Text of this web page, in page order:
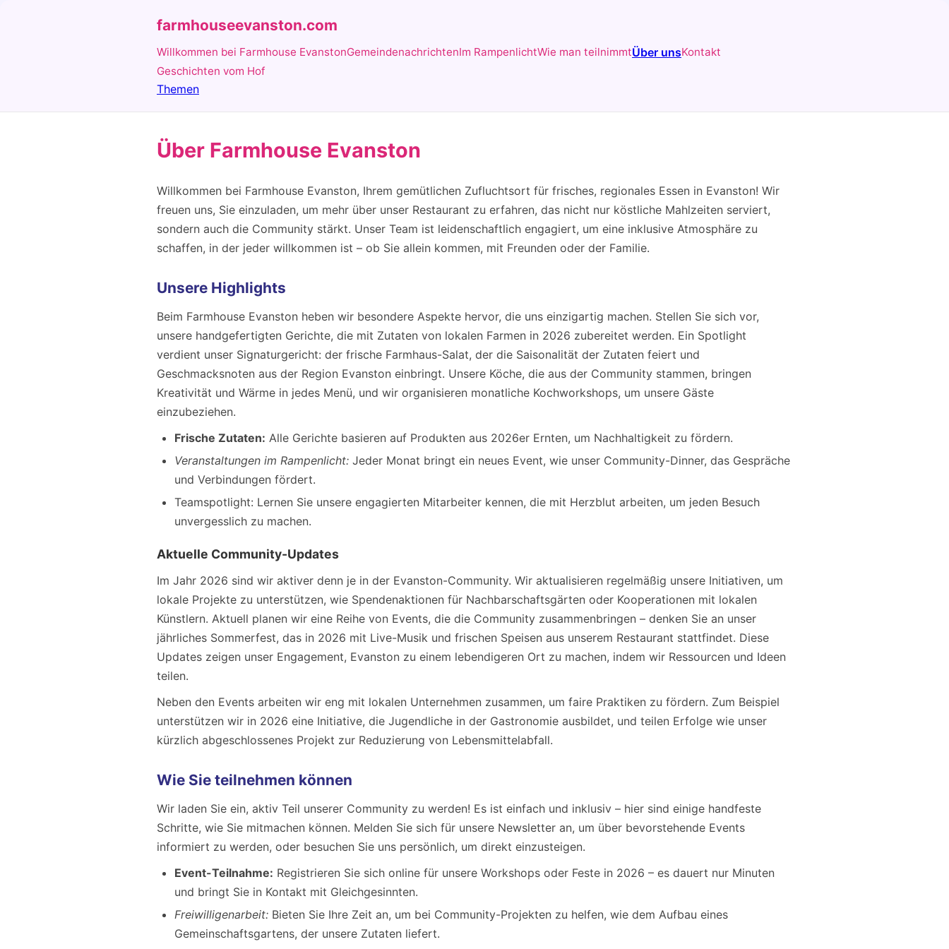
farmhouseevanston.com
Willkommen bei Farmhouse EvanstonGemeindenachrichtenIm RampenlichtWie man teilnimmtÜber unsKontakt
Geschichten vom Hof
Themen
Über Farmhouse Evanston
Willkommen bei Farmhouse Evanston, Ihrem gemütlichen Zufluchtsort für frisches, regionales Essen in Evanston! Wir
freuen uns, Sie einzuladen, um mehr über unser Restaurant zu erfahren, das nicht nur köstliche Mahlzeiten serviert,
sondern auch die Community stärkt. Unser Team ist leidenschaftlich engagiert, um eine inklusive Atmosphäre zu
schaffen, in der jeder willkommen ist – ob Sie allein kommen, mit Freunden oder der Familie.
Unsere Highlights
Beim Farmhouse Evanston heben wir besondere Aspekte hervor, die uns einzigartig machen. Stellen Sie sich vor,
unsere handgefertigten Gerichte, die mit Zutaten von lokalen Farmen in 2026 zubereitet werden. Ein Spotlight
verdient unser Signaturgericht: der frische Farmhaus-Salat, der die Saisonalität der Zutaten feiert und
Geschmacksnoten aus der Region Evanston einbringt. Unsere Köche, die aus der Community stammen, bringen
Kreativität und Wärme in jedes Menü, und wir organisieren monatliche Kochworkshops, um unsere Gäste
einzubeziehen.
Frische Zutaten: Alle Gerichte basieren auf Produkten aus 2026er Ernten, um Nachhaltigkeit zu fördern.
Veranstaltungen im Rampenlicht: Jeder Monat bringt ein neues Event, wie unser Community-Dinner, das Gespräche
und Verbindungen fördert.
Teamspotlight: Lernen Sie unsere engagierten Mitarbeiter kennen, die mit Herzblut arbeiten, um jeden Besuch
unvergesslich zu machen.
Aktuelle Community-Updates
Im Jahr 2026 sind wir aktiver denn je in der Evanston-Community. Wir aktualisieren regelmäßig unsere Initiativen, um
lokale Projekte zu unterstützen, wie Spendenaktionen für Nachbarschaftsgärten oder Kooperationen mit lokalen
Künstlern. Aktuell planen wir eine Reihe von Events, die die Community zusammenbringen – denken Sie an unser
jährliches Sommerfest, das in 2026 mit Live-Musik und frischen Speisen aus unserem Restaurant stattfindet. Diese
Updates zeigen unser Engagement, Evanston zu einem lebendigeren Ort zu machen, indem wir Ressourcen und Ideen
teilen.
Neben den Events arbeiten wir eng mit lokalen Unternehmen zusammen, um faire Praktiken zu fördern. Zum Beispiel
unterstützen wir in 2026 eine Initiative, die Jugendliche in der Gastronomie ausbildet, und teilen Erfolge wie unser
kürzlich abgeschlossenes Projekt zur Reduzierung von Lebensmittelabfall.
Wie Sie teilnehmen können
Wir laden Sie ein, aktiv Teil unserer Community zu werden! Es ist einfach und inklusiv – hier sind einige handfeste
Schritte, wie Sie mitmachen können. Melden Sie sich für unsere Newsletter an, um über bevorstehende Events
informiert zu werden, oder besuchen Sie uns persönlich, um direkt einzusteigen.
Event-Teilnahme: Registrieren Sie sich online für unsere Workshops oder Feste in 2026 – es dauert nur Minuten
und bringt Sie in Kontakt mit Gleichgesinnten.
Freiwilligenarbeit: Bieten Sie Ihre Zeit an, um bei Community-Projekten zu helfen, wie dem Aufbau eines
Gemeinschaftsgartens, der unsere Zutaten liefert.